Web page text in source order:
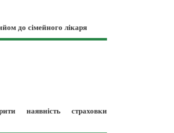
до сімейного лікаря
наявність страховки